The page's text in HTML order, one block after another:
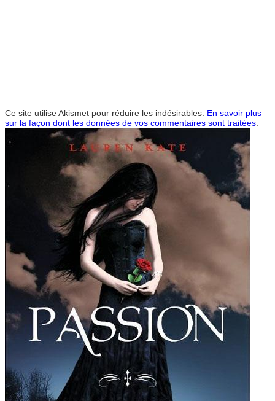
Ce site utilise Akismet pour réduire les indésirables. En savoir plus
sur la façon dont les données de vos commentaires sont traitées